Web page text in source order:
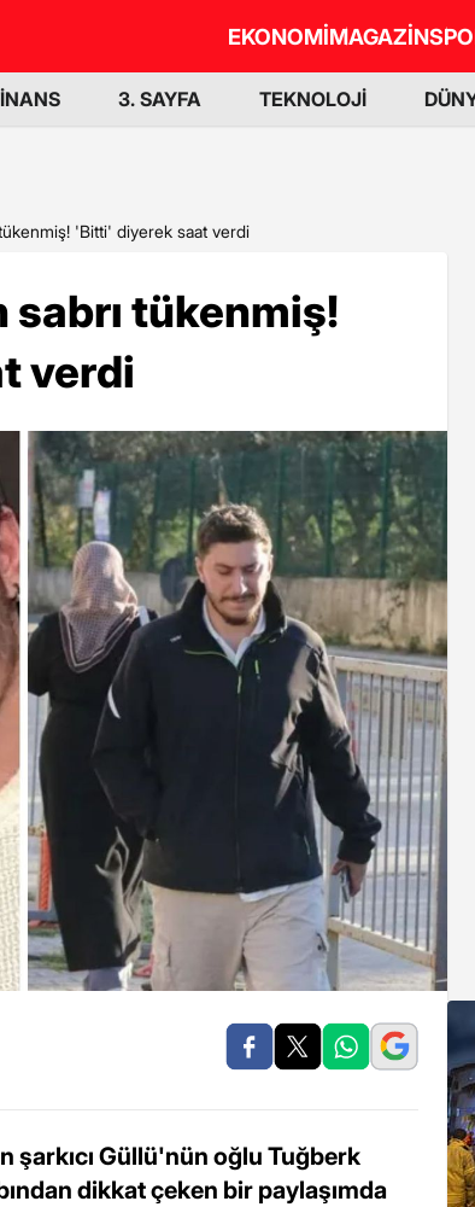
EKONOMİMAGAZİN
3. SAYFA TEKNOLOJİ
'Bitti' diyerek saat verdi
tükenmiş!
verdi
şarkıcı Güllü'nün oğlu Tuğberk
dikkat çeken bir paylaşımda